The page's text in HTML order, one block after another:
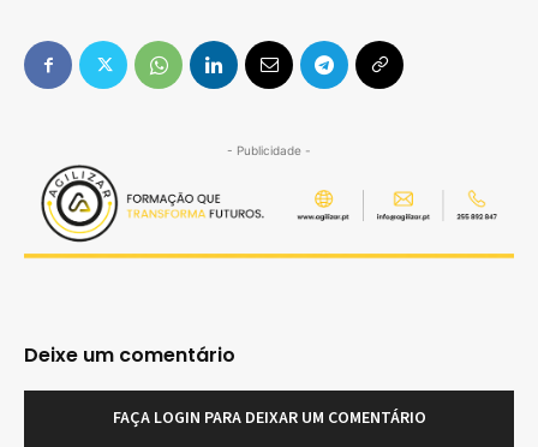
- Publicidade -
Deixe um comentário
FAÇA LOGIN PARA DEIXAR UM COMENTÁRIO